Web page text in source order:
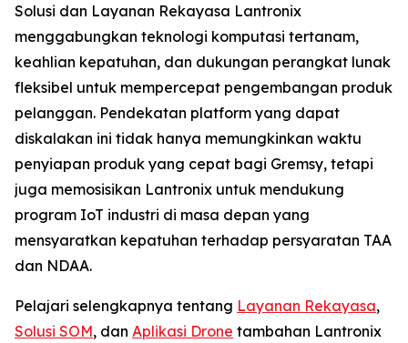
Solusi dan Layanan Rekayasa Lantronix
menggabungkan teknologi komputasi tertanam,
keahlian kepatuhan, dan dukungan perangkat lunak
fleksibel untuk mempercepat pengembangan produk
pelanggan. Pendekatan platform yang dapat
diskalakan ini tidak hanya memungkinkan waktu
penyiapan produk yang cepat bagi Gremsy, tetapi
juga memosisikan Lantronix untuk mendukung
program IoT industri di masa depan yang
mensyaratkan kepatuhan terhadap persyaratan TAA
dan NDAA.
Pelajari selengkapnya tentang Layanan Rekayasa,
Solusi SOM, dan Aplikasi Drone tambahan Lantronix